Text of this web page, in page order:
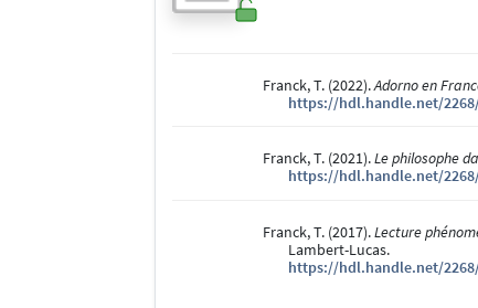
Franck, T. (2022).Adorno en
https://hdl.handle.net/
Franck, T. (2021).Le philosophe
https://hdl.handle.net/
Franck, T. (2017).Lecture
Lambert-Lucas.
https://hdl.handle.net/